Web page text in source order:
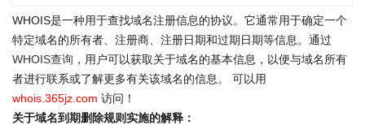
WHOIS是一种用于查找域名注册信息的协议。它通常用于确定一个
特定域名的所有者、注册商、注册日期和过期日期等信息。通过
WHOIS查询 ，用户可以获取关于域名的基本信息，以便与域名所有
者进行联系或了解更多有关该域名的信息。 可以用
whois.365jz.com 访问！
关于域名到期删除规则实施的解释：